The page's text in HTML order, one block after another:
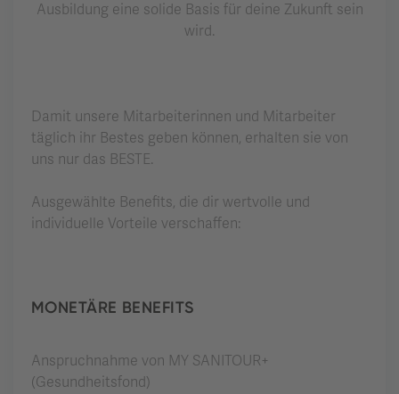
Ausbildung eine solide Basis für deine Zukunft sein
wird.
Damit unsere Mitarbeiterinnen und Mitarbeiter
täglich ihr Bestes geben können, erhalten sie von
uns nur das BESTE.
Ausgewählte Benefits, die dir wertvolle und
individuelle Vorteile verschaffen:
MONETÄRE BENEFITS
Anspruchnahme von MY SANITOUR+
(Gesundheitsfond)